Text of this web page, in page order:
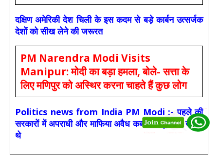
दक्षिण अमेरिकी देश चिली के इस कदम से बड़े कार्बन उत्सर्जक
देशों को सीख लेने की जरूरत
PM Narendra Modi Visits
Manipur: मोदी का बड़ा हमला, बोले- सत्ता के
लिए मणिपुर को अस्थिर करना चाहते हैं कुछ लोग
Politics news from India PM Modi :- पहले की
सरकारों में अपराधी और माफिया अवैध कब्जों के टूर्नामेंट खेलते
थे